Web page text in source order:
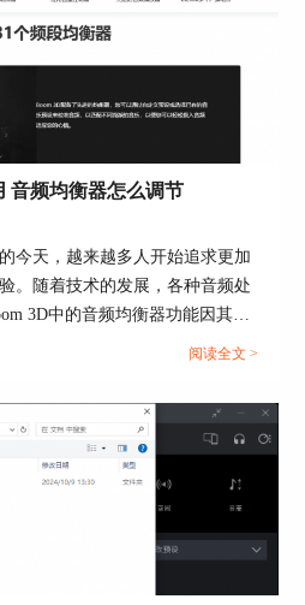
频输出设备
考试中我们佩戴的都是头戴
Boom 3D练习四六级英语听
设备设置成如图5所圈的头
音频均衡器怎么调节
今天，越来越多人开始追求更加
。随着技术的发展，各种音频处
3D中的音频均衡器功能因其强
多音乐爱好者的青睐。本篇文章
阅读全文 >